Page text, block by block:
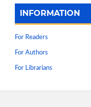
INFORMATION
For Readers
For Authors
For Librarians